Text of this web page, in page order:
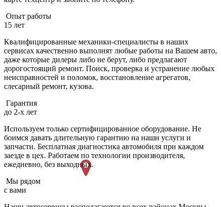
Опыт работы
15 лет
Квалифицированные механики-специалисты в наших
сервисах качественно выполнят любые работы на Вашем авто,
даже которые дилеры либо не берут, либо предлагают
дорогостоящий ремонт. Поиск, проверка и устранение любых
неисправностей и поломок, восстановление агрегатов,
слесарный ремонт, кузова.
Гарантия
до 2-х лет
Используем только сертифицированное оборудование. Не
боимся давать длительную гарантию на наши услуги и
запчасти. Бесплатная диагностика автомобиля при каждом
заезде в цех. Работаем по технологии производителя,
ежедневно, без выходных.
Мы рядом
с вами